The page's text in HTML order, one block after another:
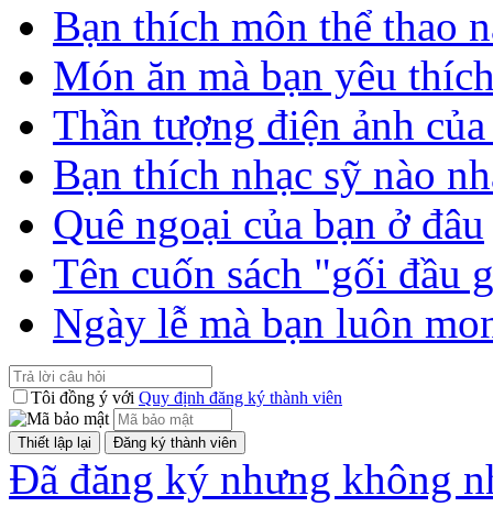
Bạn thích môn thể thao
Món ăn mà bạn yêu
Thần tượng điện ảnh
Bạn thích nhạc sỹ nào
Quê ngoại của bạn ở đâu
Tên cuốn sách "gối đầu
Ngày lễ mà bạn luôn
Tôi đồng ý với Quy định đăng ký thành viên
Đã đăng ký nhưng không